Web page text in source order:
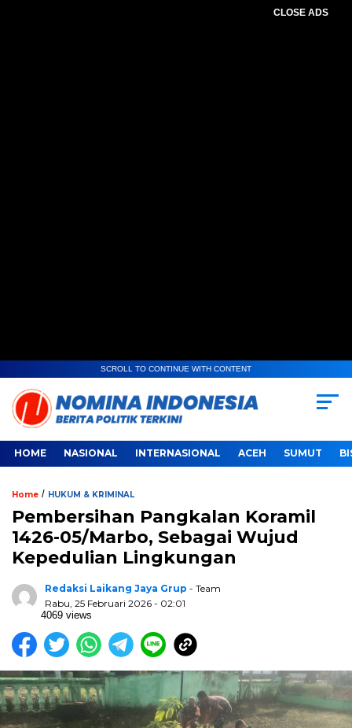
CLOSE ADS
SCROLL TO CONTINUE WITH CONTENT
HOME NASIONAL INTERNASIONAL ACEH SUMUT
Home / HUKUM & KRIMINAL
Pembersihan Pangkalan Koramil
1426-05/Marbo, Sebagai Wujud
Kepedulian Lingkungan
Redaksi Laikang Jaya Grup - Team
Rabu, 25 Februari 2026 - 02:01
4069 views